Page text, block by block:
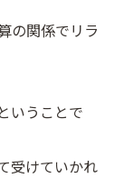
の関係でリラ
いうことで
受けていかれ